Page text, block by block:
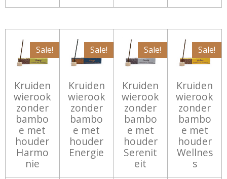
Sale!
Kruiden
wierook
zonder
bambo
e met
houder
Harmo
nie
Sale!
Kruiden
wierook
zonder
bambo
e met
houder
Energie
Sale!
Kruiden
wierook
zonder
bambo
e met
houder
Serenit
eit
Sale!
Kruiden
wierook
zonder
bambo
e met
houder
Wellnes
s